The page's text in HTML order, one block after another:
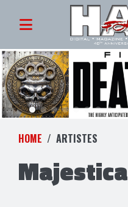
HOME ARTISTES
Majestica